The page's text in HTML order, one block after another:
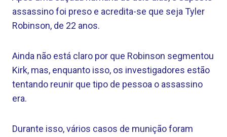
assassino foi preso e acredita-se que seja Tyler
Robinson, de 22 anos.
Ainda não está claro por que Robinson segmentou
Kirk, mas, enquanto isso, os investigadores estão
tentando reunir que tipo de pessoa o assassino
era.
Durante isso, vários casos de munição foram